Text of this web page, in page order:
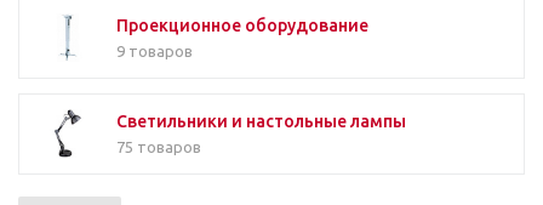
Проекционное оборудование
9 товаров
Светильники и настольные лампы
75 товаров